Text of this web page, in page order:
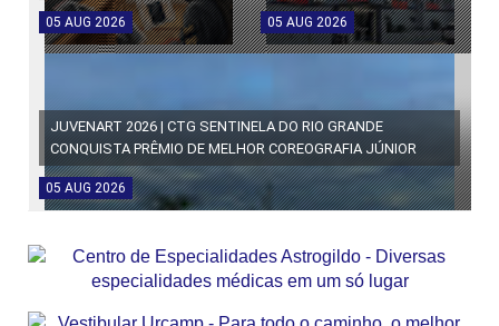
05 AUG 2026 05 AUG 2026
JUVENART 2026 | CTG SENTINELA DO RIO GRANDE
CONQUISTA PRÊMIO DE MELHOR COREOGRAFIA JÚNIOR
05 AUG 2026